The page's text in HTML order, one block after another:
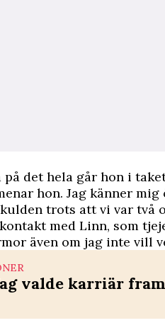
det hela går hon i
hon. Jag känner
trots att vi var två
med Linn, som
även om jag inte vill
valde karriär